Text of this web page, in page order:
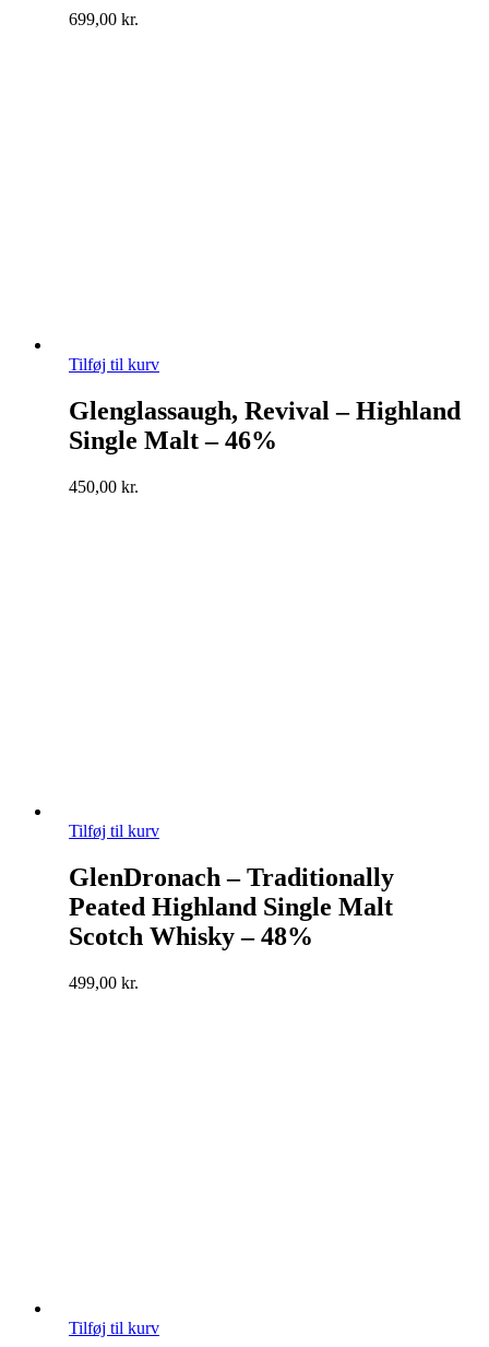
699,00 kr.
Tilføj til kurv
Glenglassaugh, Revival – Highland
Single Malt – 46%
450,00 kr.
Tilføj til kurv
GlenDronach – Traditionally
Peated Highland Single Malt
Scotch Whisky – 48%
499,00 kr.
Tilføj til kurv